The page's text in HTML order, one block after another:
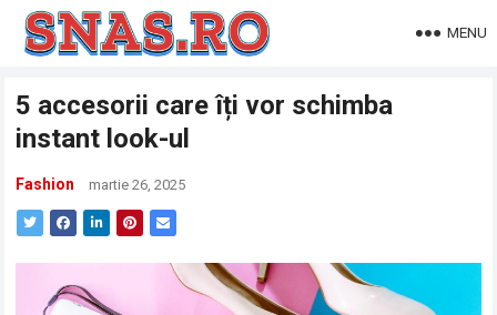
MENU
5 accesorii care îți vor schimba
instant look-ul
Fashion martie 26, 2025